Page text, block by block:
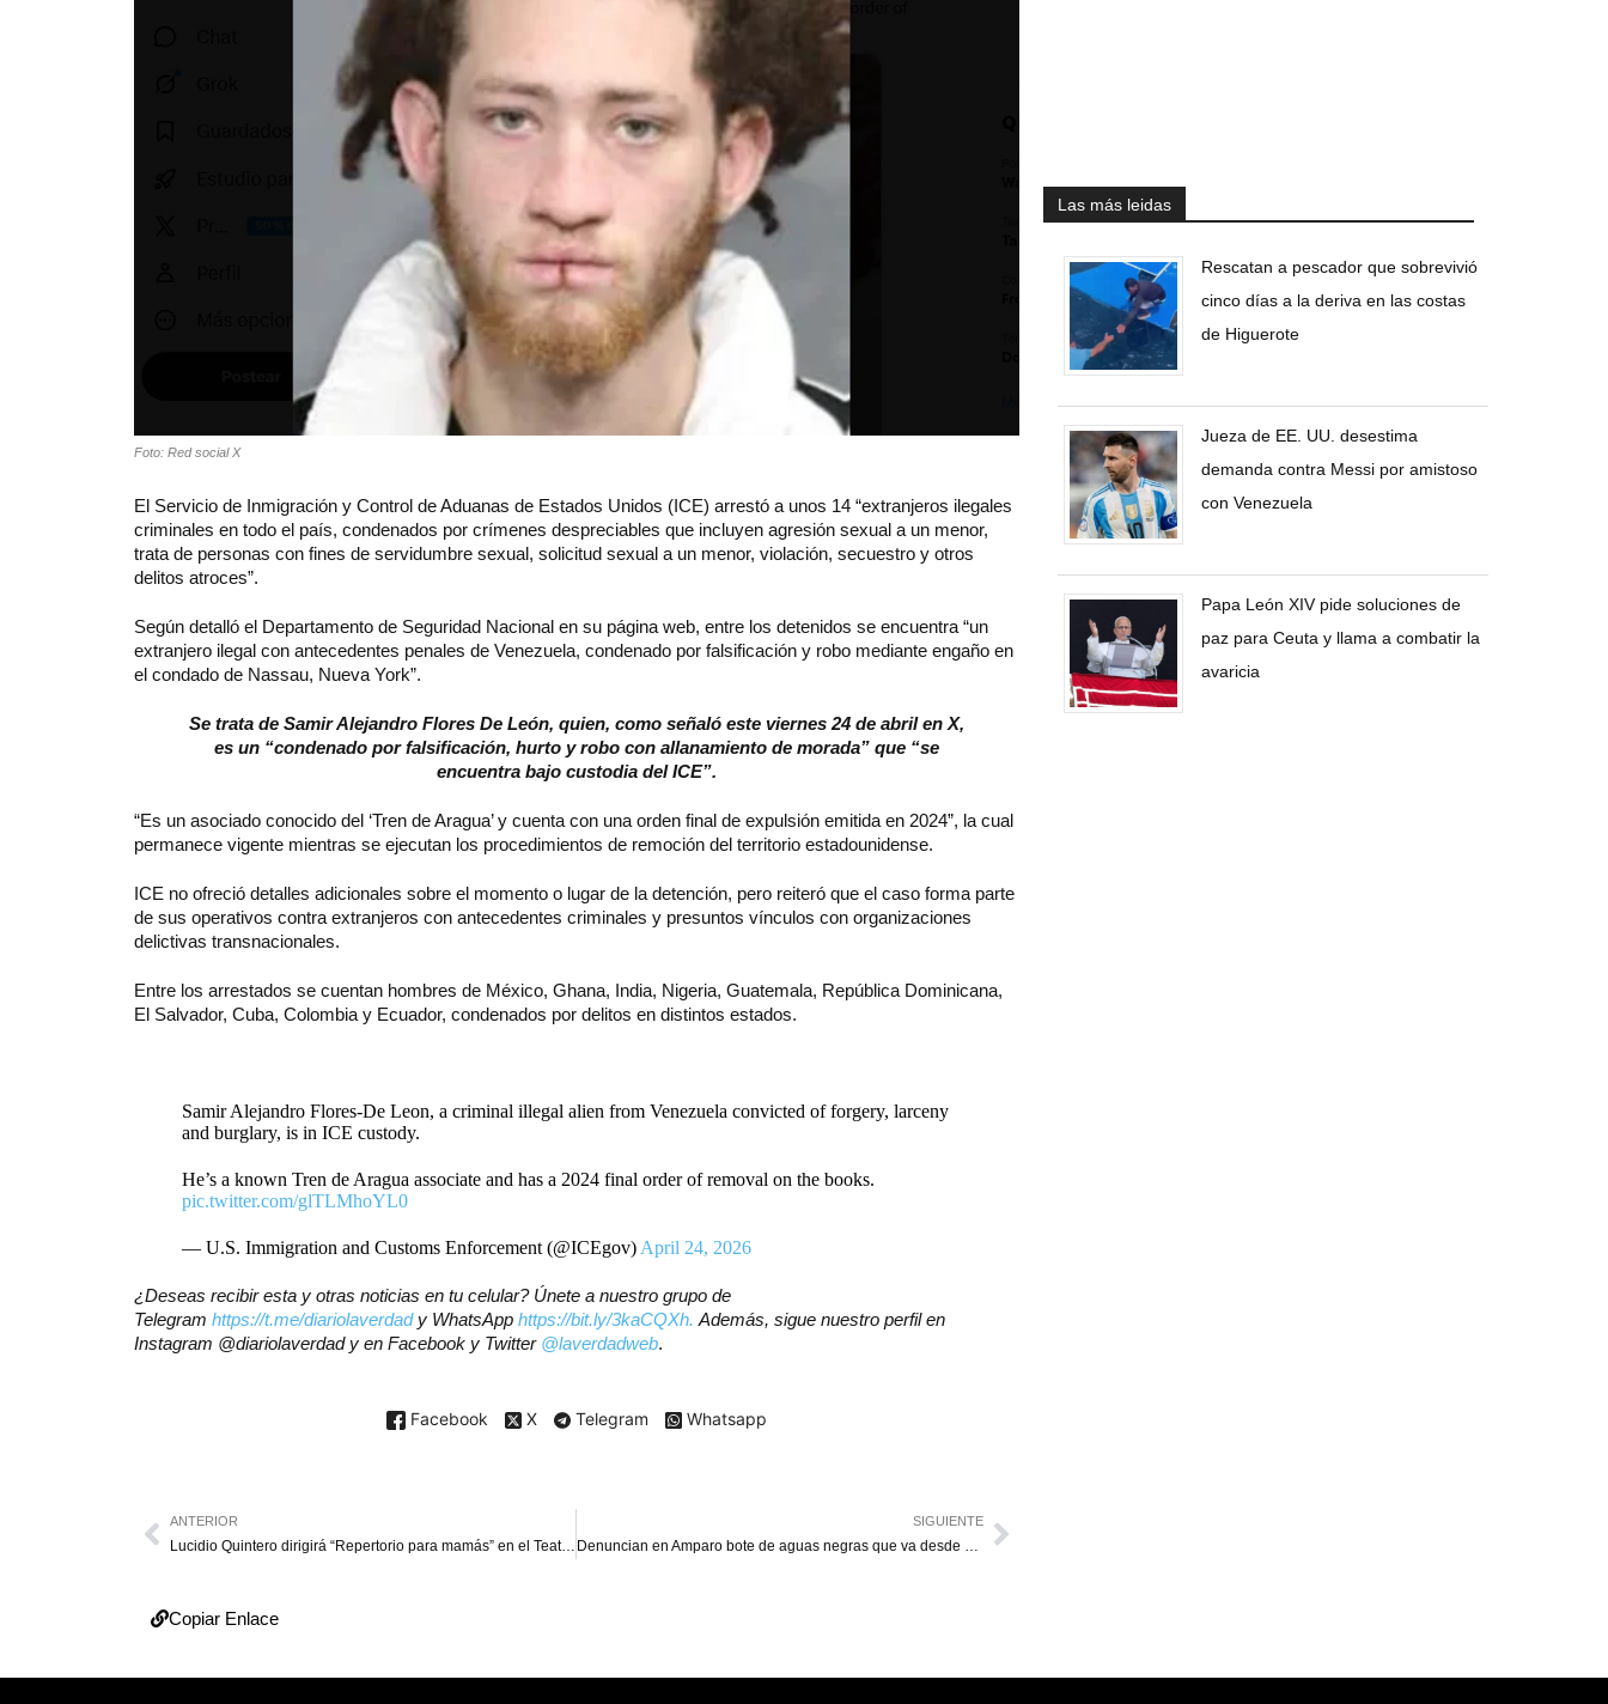
Foto: Red social X
El Servicio de Inmigración y Control de Aduanas de Estados Unidos (ICE) arrestó a unos 14 “extranjeros ilegales
criminales en todo el país, condenados por crímenes despreciables que incluyen agresión sexual a un menor,
trata de personas con fines de servidumbre sexual, solicitud sexual a un menor, violación, secuestro y otros
delitos atroces”.
Según detalló el Departamento de Seguridad Nacional en su página web, entre los detenidos se encuentra “un
extranjero ilegal con antecedentes penales de Venezuela, condenado por falsificación y robo mediante engaño en
el condado de Nassau, Nueva York”.
Se trata de Samir Alejandro Flores De León, quien, como señaló este viernes 24 de abril en X,
es un “condenado por falsificación, hurto y robo con allanamiento de morada” que “se
encuentra bajo custodia del ICE”.
“Es un asociado conocido del ‘Tren de Aragua’ y cuenta con una orden final de expulsión emitida en 2024”, la cual
permanece vigente mientras se ejecutan los procedimientos de remoción del territorio estadounidense.
ICE no ofreció detalles adicionales sobre el momento o lugar de la detención, pero reiteró que el caso forma parte
de sus operativos contra extranjeros con antecedentes criminales y presuntos vínculos con organizaciones
delictivas transnacionales.
Entre los arrestados se cuentan hombres de México, Ghana, India, Nigeria, Guatemala, República Dominicana,
El Salvador, Cuba, Colombia y Ecuador, condenados por delitos en distintos estados.
Samir Alejandro Flores-De Leon, a criminal illegal alien from Venezuela convicted of forgery, larceny
and burglary, is in ICE custody.
He’s a known Tren de Aragua associate and has a 2024 final order of removal on the books.
pic.twitter.com/glTLMhoYL0
— U.S. Immigration and Customs Enforcement (@ICEgov) April 24, 2026
¿Deseas recibir esta y otras noticias en tu celular? Únete a nuestro grupo de
Telegram https://t.me/diariolaverdady WhatsApp https://bit.ly/3kaCQXh. Además, sigue nuestro perfil en
Instagram @diariolaverdad y en Facebook y Twitter @laverdadweb.
Facebook X Telegram Whatsapp
Las más leidas
Rescatan a pescador que sobrevivió
cinco días a la deriva en las costas
de Higuerote
Jueza de EE. UU. desestima
demanda contra Messi por amistoso
con Venezuela
Papa León XIV pide soluciones de
paz para Ceuta y llama a combatir la
avaricia
ANTERIOR
Lucidio Quintero dirigirá “Repertorio para mamás” en el Teatro Baralt
SIGUIENTE
Denuncian en Amparo bote de aguas negras que va desde Los Plataneros hasta La Limpia
Copiar Enlace